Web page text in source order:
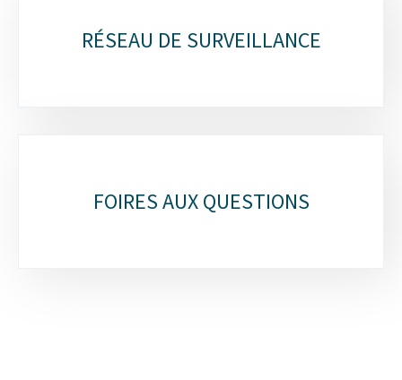
RÉSEAU DE SURVEILLANCE
FOIRES AUX QUESTIONS